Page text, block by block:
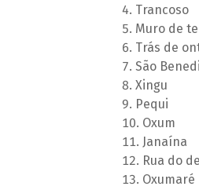
Trancoso
Muro de
Trás de
São
Xingu
Pequi
Oxum
Janaína
Rua do
Oxumaré